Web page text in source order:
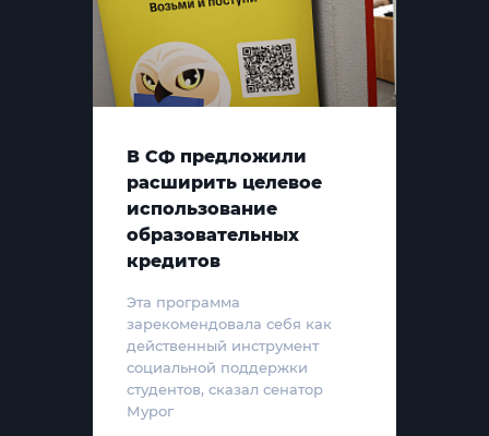
В СФ предложили
расширить целевое
использование
образовательных
кредитов
Эта программа
зарекомендовала себя как
действенный инструмент
социальной поддержки
студентов, сказал сенатор
Мурог